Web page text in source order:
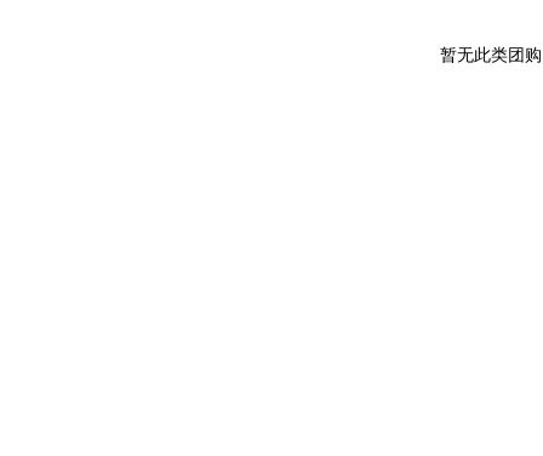
暂无此类团